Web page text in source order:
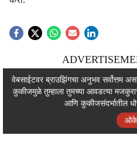
वेबसाईटवर ब्राउझिंगचा अनुभव सर्वोत्तम
कुकीजमुळे तुम्हाला तुमच्या आवडत्या
आणि कुकीजसंदर्भातील
ओके